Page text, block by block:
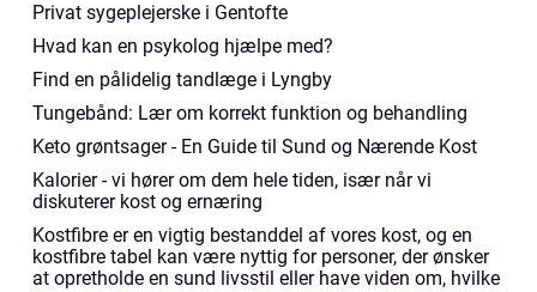
Privat sygeplejerske i Gentofte
Hvad kan en psykolog hjælpe med?
Find en pålidelig tandlæge i Lyngby
Tungebånd: Lær om korrekt funktion og behandling
Keto grøntsager - En Guide til Sund og Nærende Kost
Kalorier - vi hører om dem hele tiden, især når vi
diskuterer kost og ernæring
Kostfibre er en vigtig bestanddel af vores kost, og en
kostfibre tabel kan være nyttig for personer, der ønsker
at opretholde en sund livsstil eller have viden om, hvilke